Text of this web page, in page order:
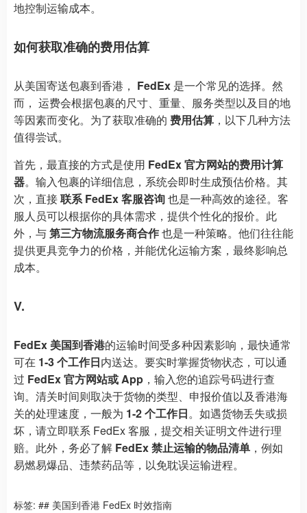
地控制运输成本。
如何获取准确的费用估算
从美国寄送包裹到香港， FedEx 是一个常见的选择。然
而， 运费会根据包裹的尺寸、重量、服务类型以及目的地
等因素而变化。为了获取准确的 费用估算 ，以下几种方法
值得尝试。
首先，最直接的方式是使用 FedEx 官方网站的费用计算
器。输入包裹的详细信息，系统会即时生成预估价格。其
次，直接联系 FedEx 客服咨询也是一种高效的途径。客
服人员可以根据你的具体需求，提供个性化的报价。此
外，与第三方物流服务商合作也是一种策略。他们往往能
提供更具竞争力的价格，并能优化运输方案，最终影响总
成本。
V.
FedEx 美国到香港的运输时间受多种因素影响，最快通常
可在 1-3 个工作日内送达。要实时掌握货物状态，可以通
过 FedEx 官方网站或 App ，输入您的追踪号码进行查
询。清关时间则取决于货物的类型、申报价值以及香港海
关的处理速度，一般为 1-2 个工作日。如遇货物丢失或损
坏，请立即联系 FedEx 客服，提交相关证明文件进行理
赔。此外，务必了解 FedEx 禁止运输的物品清单 ，例如
易燃易爆品、违禁药品等，以免耽误运输进程。
标签: ## 美国到香港 FedEx 时效指南